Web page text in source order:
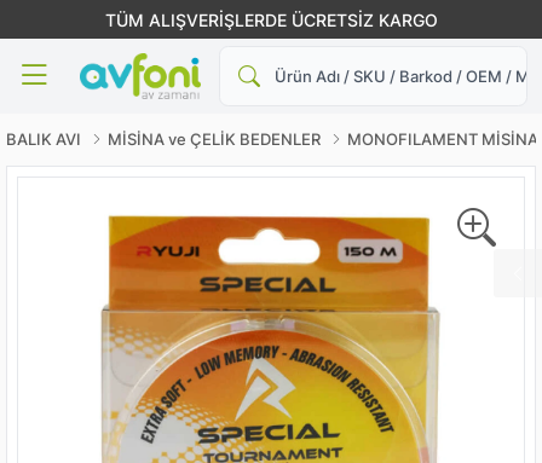
TÜM ALIŞVERİŞLERDE ÜCRETSİZ KARGO
BALIK AVI MİSİNA ve ÇELİK BEDENLER MONOFILAMENT